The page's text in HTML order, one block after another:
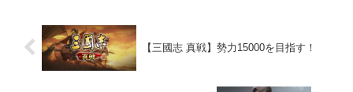
【三國志 真戦】勢力15000を目指す！